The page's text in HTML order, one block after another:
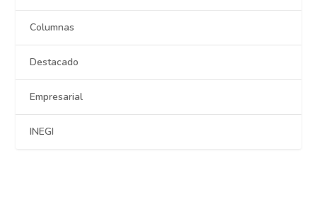
Columnas
Destacado
Empresarial
INEGI